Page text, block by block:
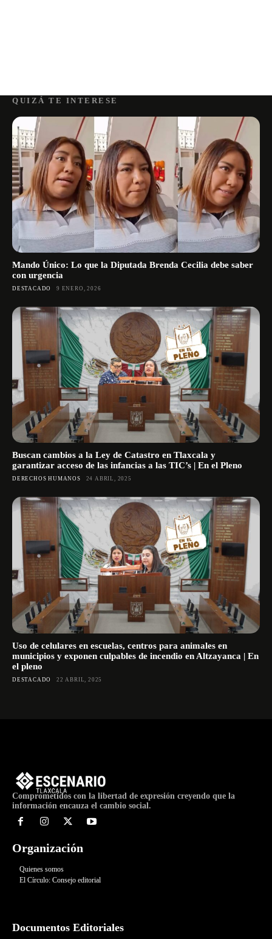
QUIZÁ TE INTERESE
Mando Único: Lo que la Diputada Brenda Cecilia debe saber
con urgencia
DESTACADO 9 ENERO, 2026
Buscan cambios a la Ley de Catastro en Tlaxcala y
garantizar acceso de las infancias a las TIC’s | En el Pleno
DERECHOS HUMANOS 24 ABRIL, 2025
Uso de celulares en escuelas, centros para animales en
municipios y exponen culpables de incendio en Altzayanca | En
el pleno
DESTACADO 22 ABRIL, 2025
Comprometidos con la libertad de expresión creyendo que la
información encauza el cambio social.
Organización
Quienes somos
El Círculo: Consejo editorial
Documentos Editoriales